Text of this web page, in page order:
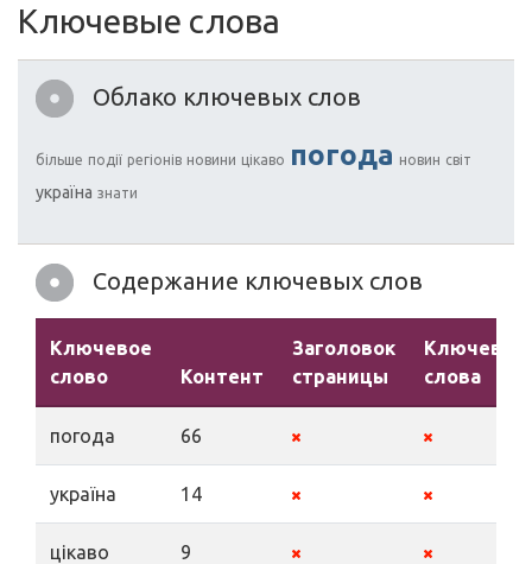
Ключевые слова
Облако ключевых слов
більше події регіонів новини цікаво погода новин світ
україна знати
Содержание ключевых слов
Ключевое
слово
Контент
Заголовок
страницы
Ключевые
слова
погода 66
україна 14
цікаво 9